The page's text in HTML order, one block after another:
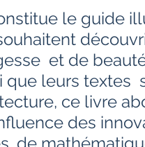
et de
que leurs textes
ce livre
des